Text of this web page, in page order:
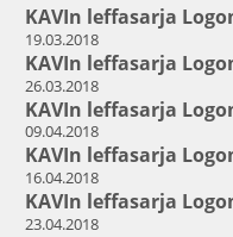
KAVIn leffasarja
19.03.2018
KAVIn leffasarja
26.03.2018
KAVIn leffasarja
09.04.2018
KAVIn leffasarja
16.04.2018
KAVIn leffasarja
23.04.2018